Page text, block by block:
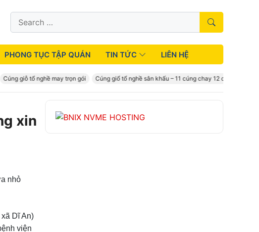
Search
for:
PHONG TỤC TẬP QUÁN TIN TỨC LIÊN HỆ
giỗ tổ nghề may trọn gói Cúng giổ tổ nghề sân khấu – 11 cúng chay 12 cúng mặn
xin
nhỏ
Dĩ An)
viện